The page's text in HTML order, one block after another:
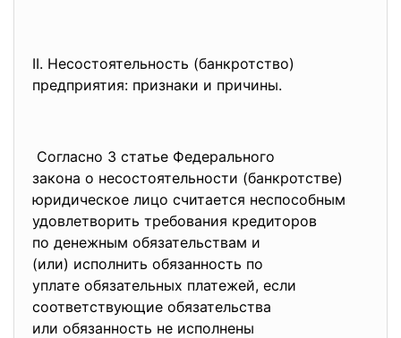
II. Несостоятельность (банкротство)
предприятия: признаки и причины.
Согласно 3 статье Федерального
закона о несостоятельности (банкротстве)
юридическое лицо считается неспособным
удовлетворить требования кредиторов
по денежным обязательствам и
(или) исполнить обязанность по
уплате обязательных платежей, если
соответствующие обязательства
или обязанность не исполнены